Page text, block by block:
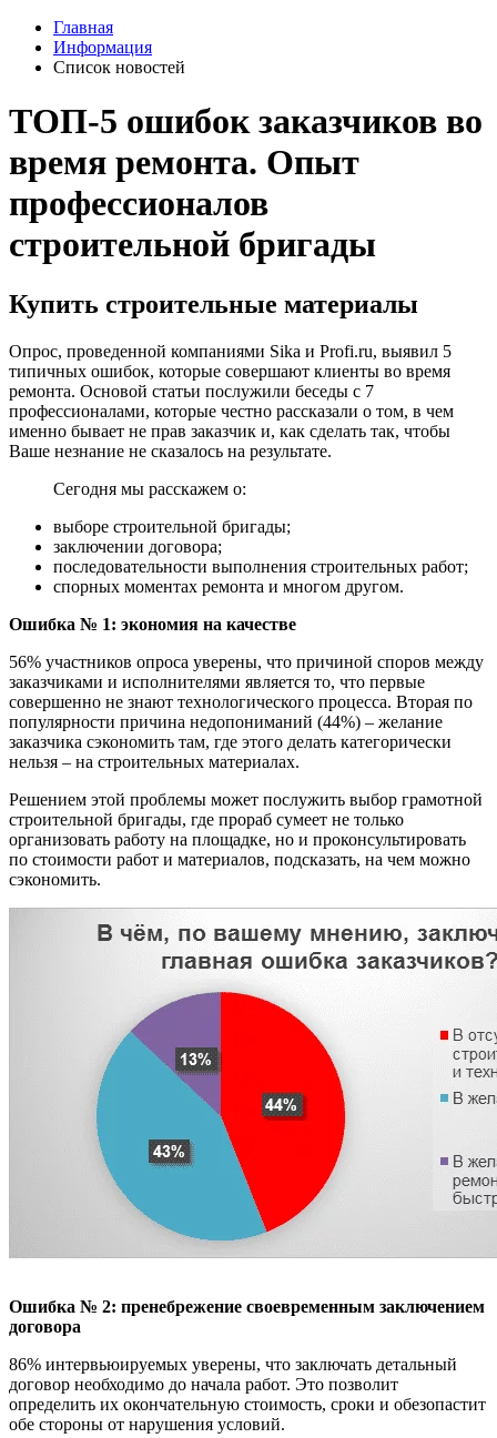
Главная
Информация
Список новостей
ТОП-5 ошибок заказчиков во
время ремонта. Опыт
профессионалов
строительной бригады
Купить строительные материалы
Опрос, проведенной компаниями Sika и Profi.ru, выявил 5
типичных ошибок, которые совершают клиенты во время
ремонта. Основой статьи послужили беседы с 7
профессионалами, которые честно рассказали о том, в чем
именно бывает не прав заказчик и, как сделать так, чтобы
Ваше незнание не сказалось на результате.
Сегодня мы расскажем о:
выборе строительной бригады;
заключении договора;
последовательности выполнения строительных работ;
спорных моментах ремонта и многом другом.
Ошибка № 1: экономия на качестве
56% участников опроса уверены, что причиной споров между
заказчиками и исполнителями является то, что первые
совершенно не знают технологического процесса. Вторая по
популярности причина недопониманий (44%) – желание
заказчика сэкономить там, где этого делать категорически
нельзя – на строительных материалах.
Решением этой проблемы может послужить выбор грамотной
строительной бригады, где прораб сумеет не только
организовать работу на площадке, но и проконсультировать
по стоимости работ и материалов, подсказать, на чем можно
сэкономить.
Ошибка № 2: пренебрежение своевременным заключением
договора
86% интервьюируемых уверены, что заключать детальный
договор необходимо до начала работ. Это позволит
определить их окончательную стоимость, сроки и обезопастит
обе стороны от нарушения условий.